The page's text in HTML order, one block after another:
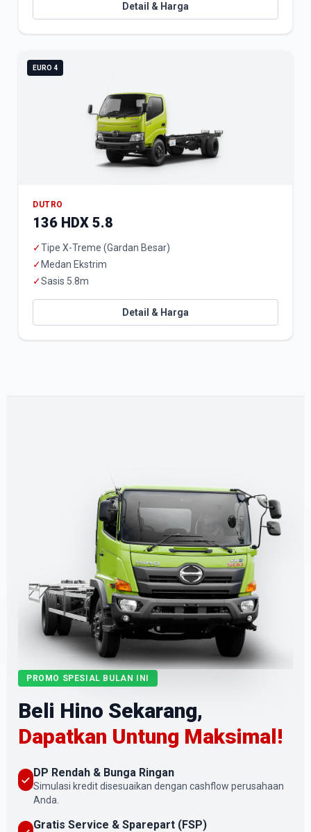
Detail & Harga
EURO 4
DUTRO
136 HDX 5.8
✓Tipe X-Treme (Gardan Besar)
✓ Medan Ekstrim
✓Sasis 5.8m
Detail & Harga
PROMO SPESIAL BULAN INI
Beli Hino Sekarang,
Dapatkan Untung Maksimal!
DP Rendah & Bunga Ringan
Simulasi kredit disesuaikan dengan cashflow perusahaan
Anda.
Gratis Service & Sparepart (FSP)